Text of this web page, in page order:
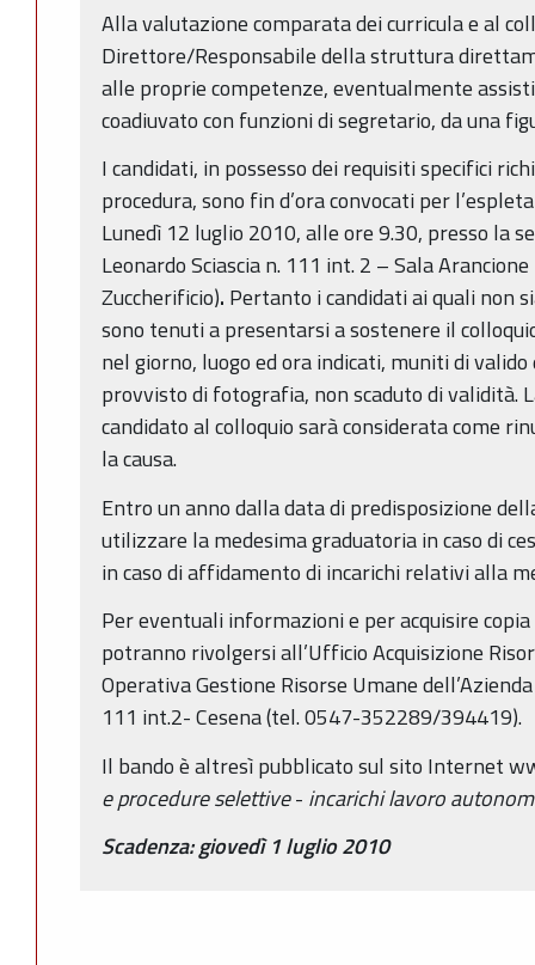
Alla valutazione comparata dei curricula e al
Direttore/Responsabile della struttura
alle proprie competenze, eventualmente
coadiuvato con funzioni di segretario, da una
I candidati, in possesso dei requisiti specifici
procedura, sono fin d’ora convocati per
Lunedì 12 luglio 2010, alle ore 9.30, presso la
Leonardo Sciascia n. 111 int. 2 – Sala
Zuccherificio). Pertanto i candidati ai quali non
sono tenuti a presentarsi a sostenere il
nel giorno, luogo ed ora indicati, muniti di
provvisto di fotografia, non scaduto di validità.
candidato al colloquio sarà considerata come
la causa.
Entro un anno dalla data di predisposizione
utilizzare la medesima graduatoria in caso di
in caso di affidamento di incarichi relativi alla
Per eventuali informazioni e per acquisire
potranno rivolgersi all’Ufficio Acquisizione
Operativa Gestione Risorse Umane
111 int.2- Cesena (tel. 0547-352289/394419).
Il bando è altresì pubblicato sul sito Internet
e procedure selettive- incarichi lavoro
Scadenza: giovedì 1 luglio 2010